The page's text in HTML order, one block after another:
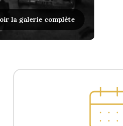
la galerie complète